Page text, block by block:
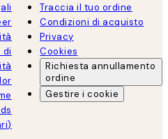
di
Traccia il tuo ordine
Condizioni di acquisto
Privacy
Cookies
Richiesta annullamento
ordine
Gestire i cookie